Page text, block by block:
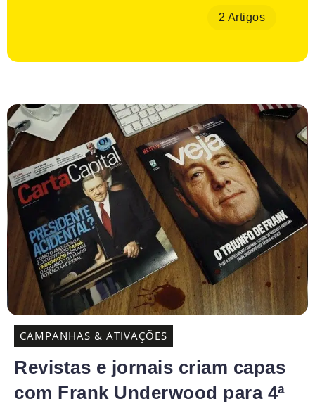
2 Artigos
CAMPANHAS & ATIVAÇÕES
Revistas e jornais criam capas
com Frank Underwood para 4ª